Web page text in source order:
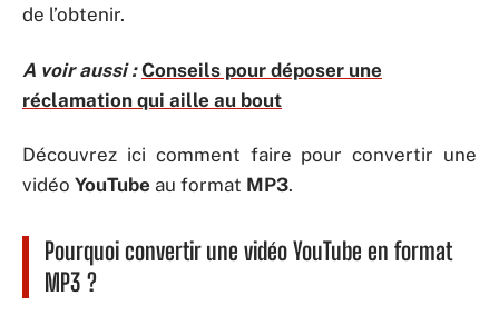
de l’obtenir.
A voir aussi : Conseils pour déposer une
réclamation qui aille au bout
Découvrez ici comment faire pour convertir une
vidéo YouTube au format MP3.
Pourquoi convertir une vidéo YouTube en format
MP3 ?